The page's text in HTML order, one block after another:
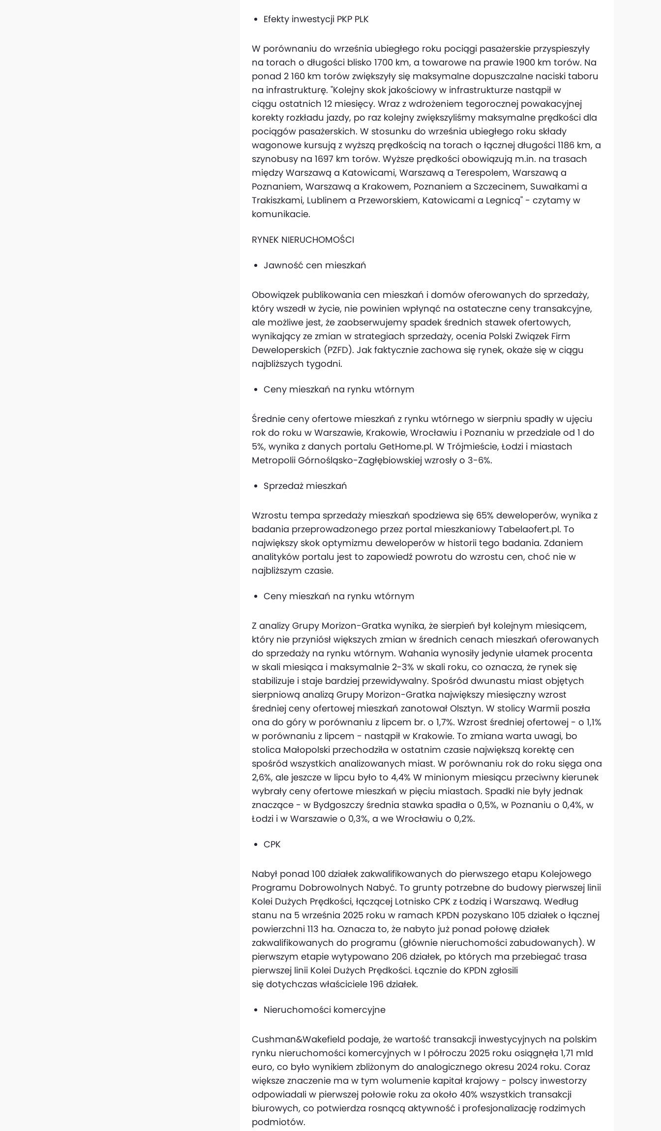
Efekty inwestycji PKP PLK
W porównaniu do września ubiegłego roku pociągi pasażerskie przyspieszyły
na torach o długości blisko 1700 km, a towarowe na prawie 1900 km torów. Na
ponad 2 160 km torów zwiększyły się maksymalne dopuszczalne naciski taboru
na infrastrukturę. "Kolejny skok jakościowy w infrastrukturze nastąpił w
ciągu ostatnich 12 miesięcy. Wraz z wdrożeniem tegorocznej powakacyjnej
korekty rozkładu jazdy, po raz kolejny zwiększyliśmy maksymalne prędkości dla
pociągów pasażerskich. W stosunku do września ubiegłego roku składy
wagonowe kursują z wyższą prędkością na torach o łącznej długości 1186 km, a
szynobusy na 1697 km torów. Wyższe prędkości obowiązują m.in. na trasach
między Warszawą a Katowicami, Warszawą a Terespolem, Warszawą a
Poznaniem, Warszawą a Krakowem, Poznaniem a Szczecinem, Suwałkami a
Trakiszkami, Lublinem a Przeworskiem, Katowicami a Legnicą" - czytamy w
komunikacie.
RYNEK NIERUCHOMOŚCI
Jawność cen mieszkań
Obowiązek publikowania cen mieszkań i domów oferowanych do sprzedaży,
który wszedł w życie, nie powinien wpłynąć na ostateczne ceny transakcyjne,
ale możliwe jest, że zaobserwujemy spadek średnich stawek ofertowych,
wynikający ze zmian w strategiach sprzedaży, ocenia Polski Związek Firm
Deweloperskich (PZFD). Jak faktycznie zachowa się rynek, okaże się w ciągu
najbliższych tygodni.
Ceny mieszkań na rynku wtórnym
Średnie ceny ofertowe mieszkań z rynku wtórnego w sierpniu spadły w ujęciu
rok do roku w Warszawie, Krakowie, Wrocławiu i Poznaniu w przedziale od 1 do
5%, wynika z danych portalu GetHome.pl. W Trójmieście, Łodzi i miastach
Metropolii Górnośląsko-Zagłębiowskiej wzrosły o 3-6%.
Sprzedaż mieszkań
Wzrostu tempa sprzedaży mieszkań spodziewa się 65% deweloperów, wynika z
badania przeprowadzonego przez portal mieszkaniowy Tabelaofert.pl. To
największy skok optymizmu deweloperów w historii tego badania. Zdaniem
analityków portalu jest to zapowiedź powrotu do wzrostu cen, choć nie w
najbliższym czasie.
Ceny mieszkań na rynku wtórnym
Z analizy Grupy Morizon-Gratka wynika, że sierpień był kolejnym miesiącem,
który nie przyniósł większych zmian w średnich cenach mieszkań oferowanych
do sprzedaży na rynku wtórnym. Wahania wynosiły jedynie ułamek procenta
w skali miesiąca i maksymalnie 2-3% w skali roku, co oznacza, że rynek się
stabilizuje i staje bardziej przewidywalny. Spośród dwunastu miast objętych
sierpniową analizą Grupy Morizon-Gratka największy miesięczny wzrost
średniej ceny ofertowej mieszkań zanotował Olsztyn. W stolicy Warmii poszła
ona do góry w porównaniu z lipcem br. o 1,7%. Wzrost średniej ofertowej - o 1,1%
w porównaniu z lipcem - nastąpił w Krakowie. To zmiana warta uwagi, bo
stolica Małopolski przechodziła w ostatnim czasie największą korektę cen
spośród wszystkich analizowanych miast. W porównaniu rok do roku sięga ona
2,6%, ale jeszcze w lipcu było to 4,4% W minionym miesiącu przeciwny kierunek
wybrały ceny ofertowe mieszkań w pięciu miastach. Spadki nie były jednak
znaczące - w Bydgoszczy średnia stawka spadła o 0,5%, w Poznaniu o 0,4%, w
Łodzi i w Warszawie o 0,3%, a we Wrocławiu o 0,2%.
CPK
Nabył ponad 100 działek zakwalifikowanych do pierwszego etapu Kolejowego
Programu Dobrowolnych Nabyć. To grunty potrzebne do budowy pierwszej linii
Kolei Dużych Prędkości, łączącej Lotnisko CPK z Łodzią i Warszawą. Według
stanu na 5 września 2025 roku w ramach KPDN pozyskano 105 działek o łącznej
powierzchni 113 ha. Oznacza to, że nabyto już ponad połowę działek
zakwalifikowanych do programu (głównie nieruchomości zabudowanych). W
pierwszym etapie wytypowano 206 działek, po których ma przebiegać trasa
pierwszej linii Kolei Dużych Prędkości. Łącznie do KPDN zgłosili
się dotychczas właściciele 196 działek.
Nieruchomości komercyjne
Cushman&Wakefield podaje, że wartość transakcji inwestycyjnych na polskim
rynku nieruchomości komercyjnych w I półroczu 2025 roku osiągnęła 1,71 mld
euro, co było wynikiem zbliżonym do analogicznego okresu 2024 roku. Coraz
większe znaczenie ma w tym wolumenie kapitał krajowy - polscy inwestorzy
odpowiadali w pierwszej połowie roku za około 40% wszystkich transakcji
biurowych, co potwierdza rosnącą aktywność i profesjonalizację rodzimych
podmiotów.